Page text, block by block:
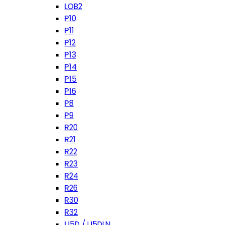
LOB2
P10
P11
P12
P13
P14
P15
P16
P8
P9
R20
R21
R22
R23
R24
R26
R30
R32